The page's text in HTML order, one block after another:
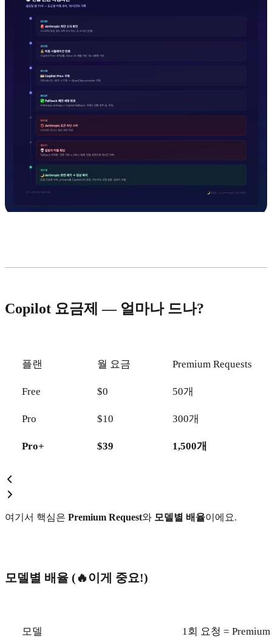
Copilot 요금제 — 얼마나 드나?
플랜 월 요금 Premium Requests
Free $0 50개
Pro $10 300개
Pro+ $39 1,500개
여기서 핵심은 Premium Request와 모델별 배율이에요.
모델별 배율 (🔥이게 중요!)
모델 1회 요청 = Premium